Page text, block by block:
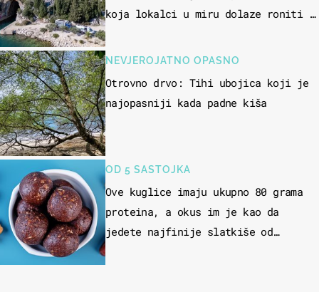
koja lokalci u miru dolaze roniti i
NEVJEROJATNO OPASNO
Otrovno drvo: Tihi ubojica koji je
najopasniji kada padne kiša
OD 5 SASTOJKA
Ove kuglice imaju ukupno 80 grama
proteina, a okus im je kao da
jedete najfinije slatkiše od